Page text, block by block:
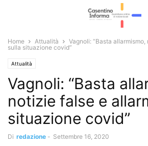
Home Attualità
Vagnoli: “Basta
sulla situazione covid”
Attualità
Vagnoli: “Basta
notizie false e
situazione covid”
Di redazione - Settembre 16, 2020